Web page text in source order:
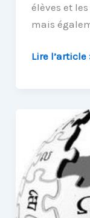
élèves et
mais
Créons
élèves
grâce
à
M@ths
en-
Lire l’article